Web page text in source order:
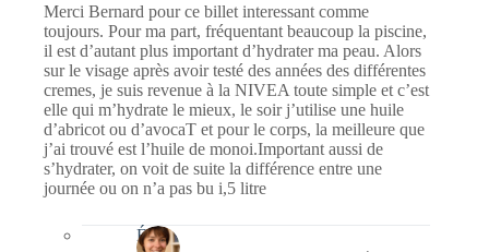
Merci Bernard pour ce billet interessant comme
toujours. Pour ma part, fréquentant beaucoup la piscine,
il est d’autant plus important d’hydrater ma peau. Alors
sur le visage après avoir testé des années des différentes
cremes, je suis revenue à la NIVEA toute simple et c’est
elle qui m’hydrate le mieux, le soir j’utilise une huile
d’abricot ou d’avocaT et pour le corps, la meilleure que
j’ai trouvé est l’huile de monoi.Important aussi de
s’hydrater, on voit de suite la différence entre une
journée ou on n’a pas bu i,5 litre
Élise